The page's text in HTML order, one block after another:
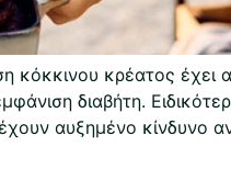
κρέατος έχει
διαβήτη.
αυξημένο κίνδυνο